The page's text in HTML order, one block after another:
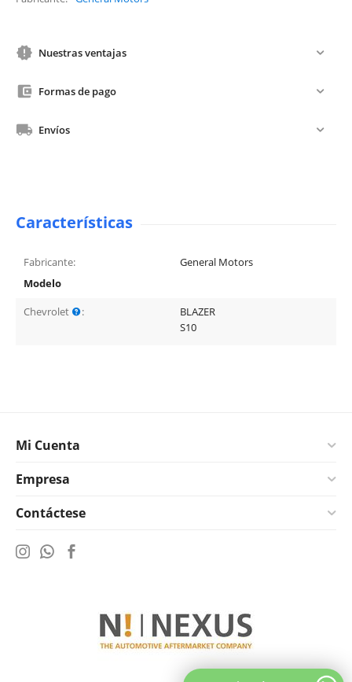
Nuestras ventajas
Formas de pago
Envíos
Características
Fabricante:
General Motors
Modelo
Chevrolet
:
BLAZER
S10
Mi Cuenta
Empresa
Contáctese